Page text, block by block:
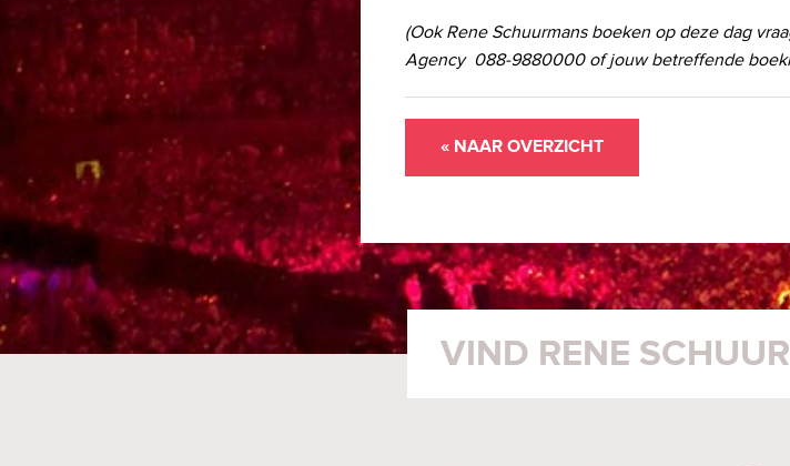
(Ook Rene Schuurmans boeken op deze dag
Agency 088-9880000 of jouw betreffende
« NAAR OVERZICHT